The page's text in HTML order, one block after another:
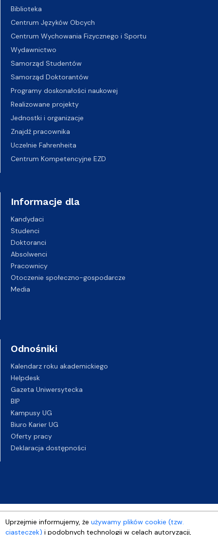
Uprzejmie informujemy, żeużywamy plików cookie (tzw.
ciasteczek) i podobnych technologii w celach autoryzacji,
Biblioteka
Centrum Języków Obcych
Centrum Wychowania Fizycznego i Sportu
Wydawnictwo
Samorząd Studentów
Samorząd Doktorantów
Programy doskonałości naukowej
Realizowane projekty
Jednostki i organizacje
Znajdź pracownika
Uczelnie Fahrenheita
Centrum Kompetencyjne EZD
Informacje dla
Kandydaci
Studenci
Doktoranci
Absolwenci
Pracownicy
Otoczenie społeczno-gospodarcze
Media
Odnośniki
Kalendarz roku akademickiego
Helpdesk
Gazeta Uniwersytecka
BIP
Kampusy UG
Biuro Karier UG
Oferty pracy
Deklaracja dostępności